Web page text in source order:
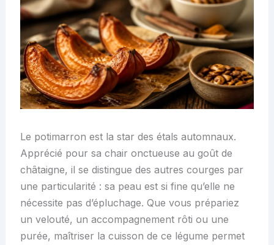
Le potimarron est la star des étals automnaux.
Apprécié pour sa chair onctueuse au goût de
châtaigne, il se distingue des autres courges par
une particularité : sa peau est si fine qu’elle ne
nécessite pas d’épluchage. Que vous prépariez
un velouté, un accompagnement rôti ou une
purée, maîtriser la cuisson de ce légume permet